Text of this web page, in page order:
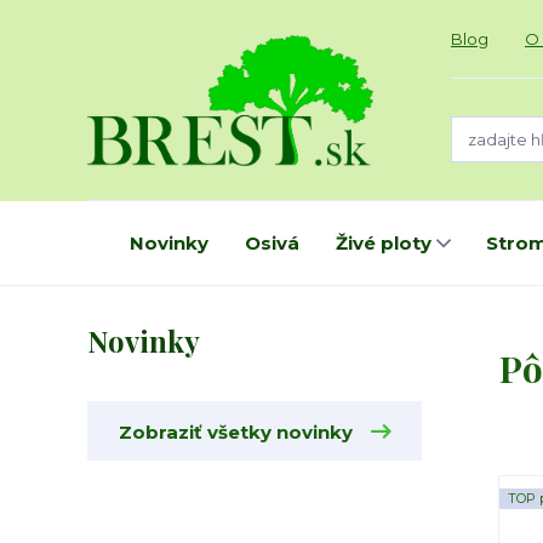
Blog O
Novinky Osivá Živé ploty
Novinky
Zobraziť všetky novinky
TOP